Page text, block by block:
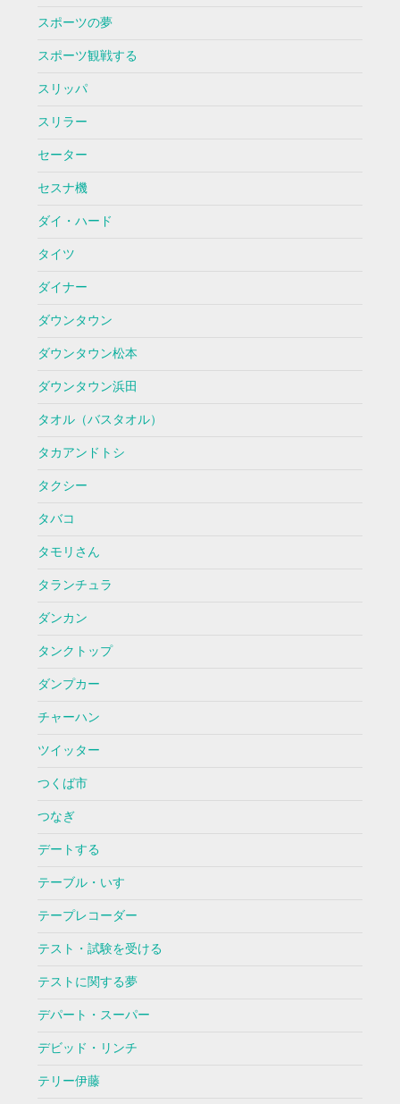
スポーツの夢
スポーツ観戦する
スリッパ
スリラー
セーター
セスナ機
ダイ・ハード
タイツ
ダイナー
ダウンタウン
ダウンタウン松本
ダウンタウン浜田
タオル（バスタオル）
タカアンドトシ
タクシー
タバコ
タモリさん
タランチュラ
ダンカン
タンクトップ
ダンプカー
チャーハン
ツイッター
つくば市
つなぎ
デートする
テーブル・いす
テープレコーダー
テスト・試験を受ける
テストに関する夢
デパート・スーパー
デビッド・リンチ
テリー伊藤